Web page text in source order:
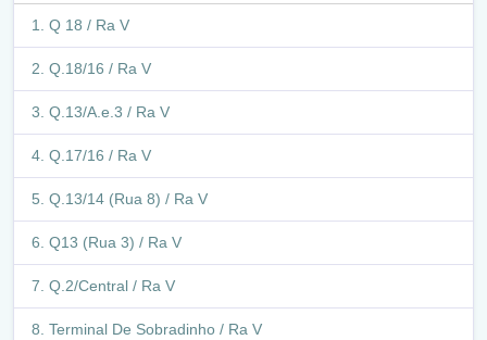
Q 18 / Ra V
Q.18/16 / Ra V
Q.13/A.e.3 / Ra V
Q.17/16 / Ra V
Q.13/14 (Rua 8) / Ra V
Q13 (Rua 3) / Ra V
Q.2/Central / Ra V
Terminal De Sobradinho / Ra V